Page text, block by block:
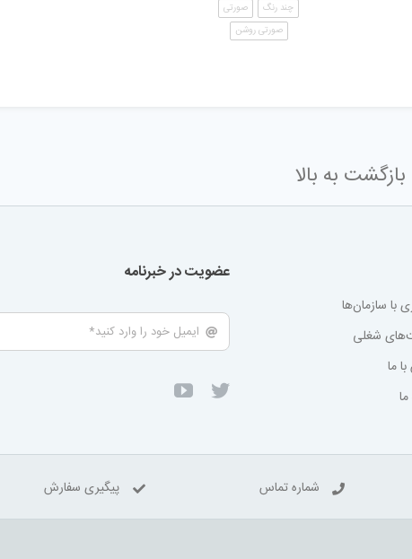
چند رنگ
صورتی
صورتی روشن
بازگشت به بالا
با سازمان‌ها
شغلی
ما
عضویت در خبرنامه
شماره تماس پیگیری سفارش